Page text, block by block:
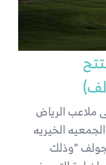
ملاعب الرياض
الخيريه
“وذلك